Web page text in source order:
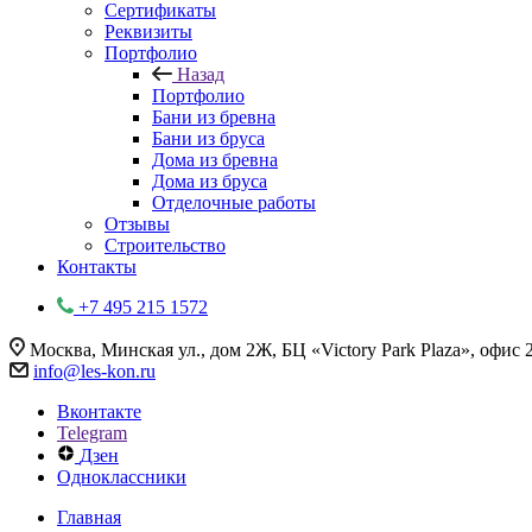
Сертификаты
Реквизиты
Портфолио
Назад
Портфолио
Бани из бревна
Бани из бруса
Дома из бревна
Дома из бруса
Отделочные работы
Отзывы
Строительство
Контакты
+7 495 215 1572
Москва, Минская ул., дом 2Ж, БЦ «Victory Park Plaza», офис
info@les-kon.ru
Вконтакте
Telegram
Дзен
Одноклассники
Главная